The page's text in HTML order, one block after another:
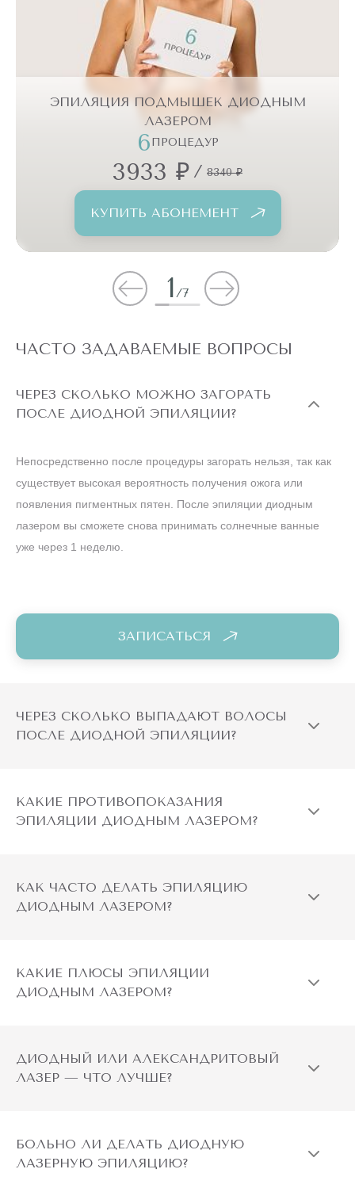
ЭПИЛЯЦИЯ ПОДМЫШЕК ДИОДНЫМ
ЛАЗЕРОМ
6ПРОЦЕДУР
3933 ₽ / 8340 ₽
КУПИТЬ АБОНЕМЕНТ
1/7
ЧАСТО ЗАДАВАЕМЫЕ ВОПРОСЫ
ЧЕРЕЗ СКОЛЬКО МОЖНО ЗАГОРАТЬ
ПОСЛЕ ДИОДНОЙ ЭПИЛЯЦИИ?
Непосредственно после процедуры загорать нельзя, так как
существует высокая вероятность получения ожога или
появления пигментных пятен. После эпиляции диодным
лазером вы сможете снова принимать солнечные ванные
уже через 1 неделю.
ЗАПИСАТЬСЯ
ЧЕРЕЗ СКОЛЬКО ВЫПАДАЮТ ВОЛОСЫ
ПОСЛЕ ДИОДНОЙ ЭПИЛЯЦИИ?
КАКИЕ ПРОТИВОПОКАЗАНИЯ
ЭПИЛЯЦИИ ДИОДНЫМ ЛАЗЕРОМ?
КАК ЧАСТО ДЕЛАТЬ ЭПИЛЯЦИЮ
ДИОДНЫМ ЛАЗЕРОМ?
КАКИЕ ПЛЮСЫ ЭПИЛЯЦИИ
ДИОДНЫМ ЛАЗЕРОМ?
ДИОДНЫЙ ИЛИ АЛЕКСАНДРИТОВЫЙ
ЛАЗЕР — ЧТО ЛУЧШЕ?
БОЛЬНО ЛИ ДЕЛАТЬ ДИОДНУЮ
ЛАЗЕРНУЮ ЭПИЛЯЦИЮ?